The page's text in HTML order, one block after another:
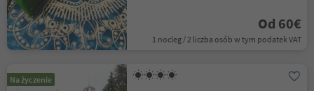
Od 60€
1 nocleg / 2 liczba osób w tym podatek VAT
Na życzenie